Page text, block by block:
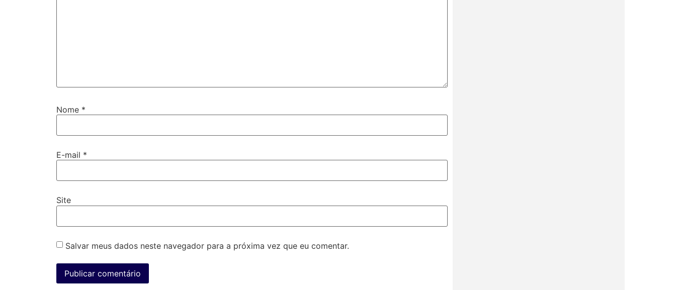
Nome *
E-mail *
Site
Salvar meus dados neste navegador para a próxima vez que eu comentar.